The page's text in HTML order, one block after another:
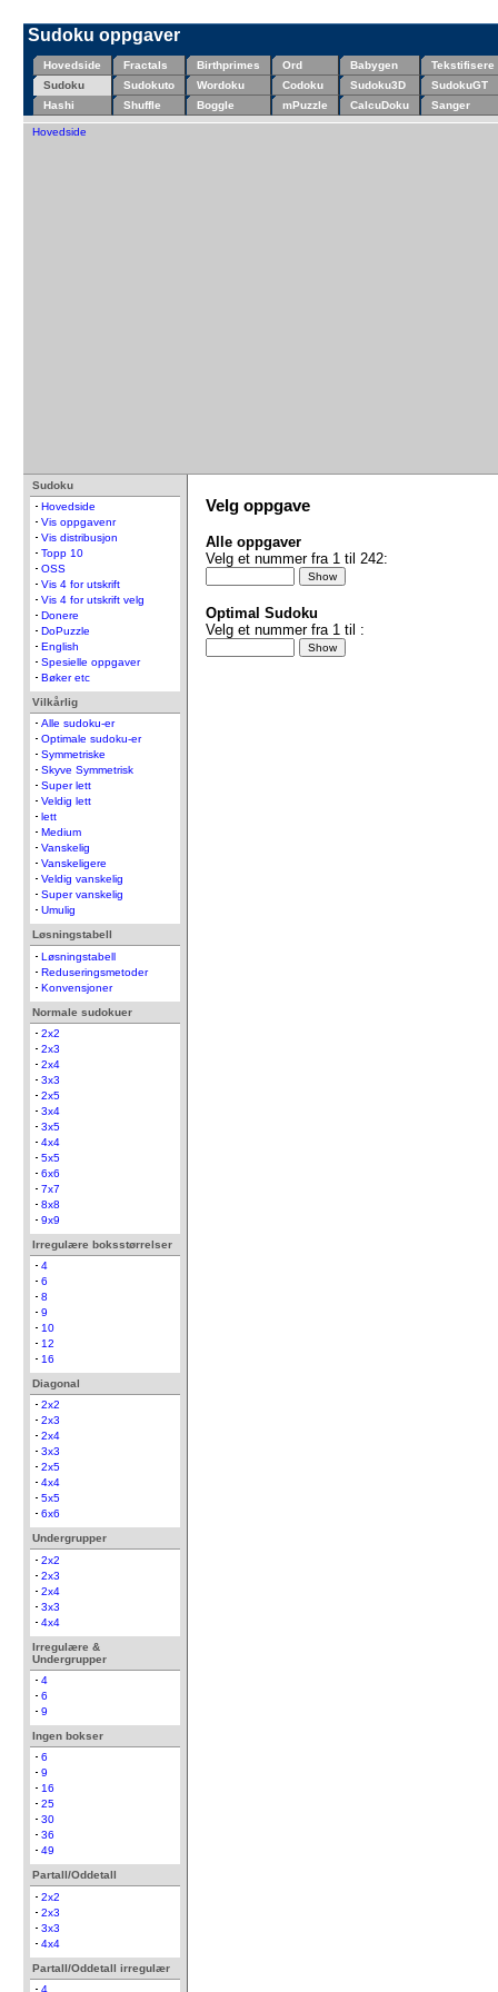
Sudoku oppgaver
Hovedside Fractals Birthprimes Ord Babygen
Tekstifisere
Sudoku
Sudokuto Wordoku Codoku Sudoku3D
SudokuGT
Hashi
Shuffle Boggle mPuzzle CalcuDoku Sanger
Hovedside
Sudoku
Hovedside
Vis oppgavenr
Vis distribusjon
Topp 10
OSS
Vis 4 for utskrift
Vis 4 for utskrift velg
Donere
DoPuzzle
English
Spesielle oppgaver
Bøker etc
Vilkårlig
Alle sudoku-er
Optimale sudoku-er
Symmetriske
Skyve Symmetrisk
Super lett
Veldig lett
lett
Medium
Vanskelig
Vanskeligere
Veldig vanskelig
Super vanskelig
Umulig
Løsningstabell
Løsningstabell
Reduseringsmetoder
Konvensjoner
Normale sudokuer
2x2
2x3
2x4
3x3
2x5
3x4
3x5
4x4
5x5
6x6
7x7
8x8
9x9
Irregulære boksstørrelser
4
6
8
9
10
12
16
Diagonal
2x2
2x3
2x4
3x3
2x5
4x4
5x5
6x6
Undergrupper
2x2
2x3
2x4
3x3
4x4
Irregulære &
Undergrupper
4
6
9
Ingen bokser
6
9
16
25
30
36
49
Partall/Oddetall
2x2
2x3
3x3
4x4
Partall/Oddetall irregulær
4
Velg oppgave
Alle oppgaver
Velg et nummer fra 1 til 242:
Optimal Sudoku
Velg et nummer fra 1 til :